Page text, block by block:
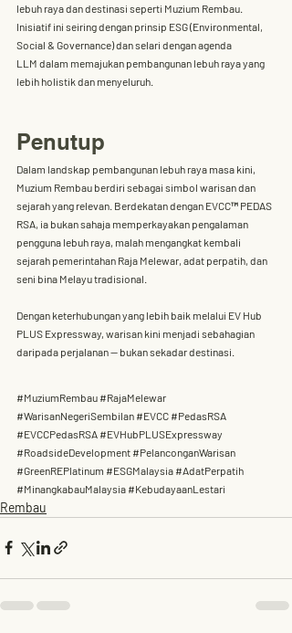
lebuh raya dan destinasi seperti Muzium Rembau.
Inisiatif ini seiring dengan prinsip ESG (Environmental,
Social & Governance) dan selari dengan agenda
LLM dalam memajukan pembangunan lebuh raya yang
lebih holistik dan menyeluruh.
Penutup
Dalam landskap pembangunan lebuh raya masa kini,
Muzium Rembau berdiri sebagai simbol warisan dan
sejarah yang relevan. Berdekatan dengan EVCC™ PEDAS
RSA, ia bukan sahaja memperkayakan pengalaman
pengguna lebuh raya, malah mengangkat kembali
sejarah pemerintahan Raja Melewar, adat perpatih, dan
seni bina Melayu tradisional.
Dengan keterhubungan yang lebih baik melalui EV Hub
PLUS Expressway, warisan kini menjadi sebahagian
daripada perjalanan — bukan sekadar destinasi.
#MuziumRembau #RajaMelewar
#WarisanNegeriSembilan #EVCC #PedasRSA
#EVCCPedasRSA #EVHubPLUSExpressway
#RoadsideDevelopment #PelanconganWarisan
#GreenREPlatinum #ESGMalaysia #AdatPerpatih
#MinangkabauMalaysia #KebudayaanLestari
Rembau